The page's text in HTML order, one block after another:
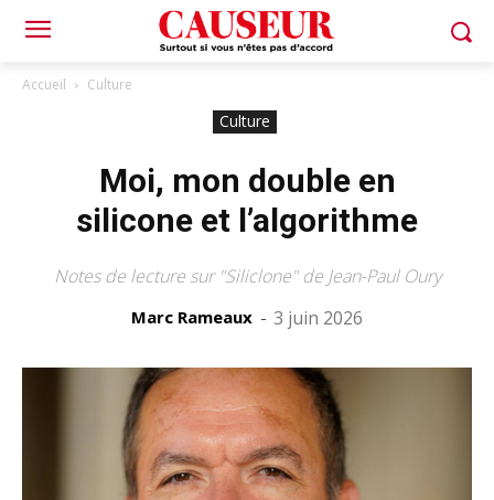
Accueil Culture
Culture
Moi, mon double en
silicone et l’algorithme
Notes de lecture sur "Siliclone" de Jean-Paul Oury
Marc Rameaux - 3 juin 2026